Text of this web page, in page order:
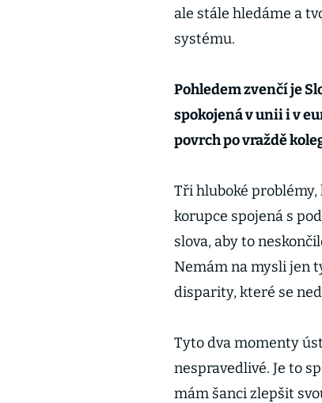
ale stále hledáme a
systému.
Pohledem zvenčí je
spokojená v unii i v
povrch po vraždě
Tři hluboké
korupce spojená s
slova, aby to
Nemám na mysli jen
disparity, které se
Tyto dva momenty
nespravedlivé. Je to
mám šanci zlepšit